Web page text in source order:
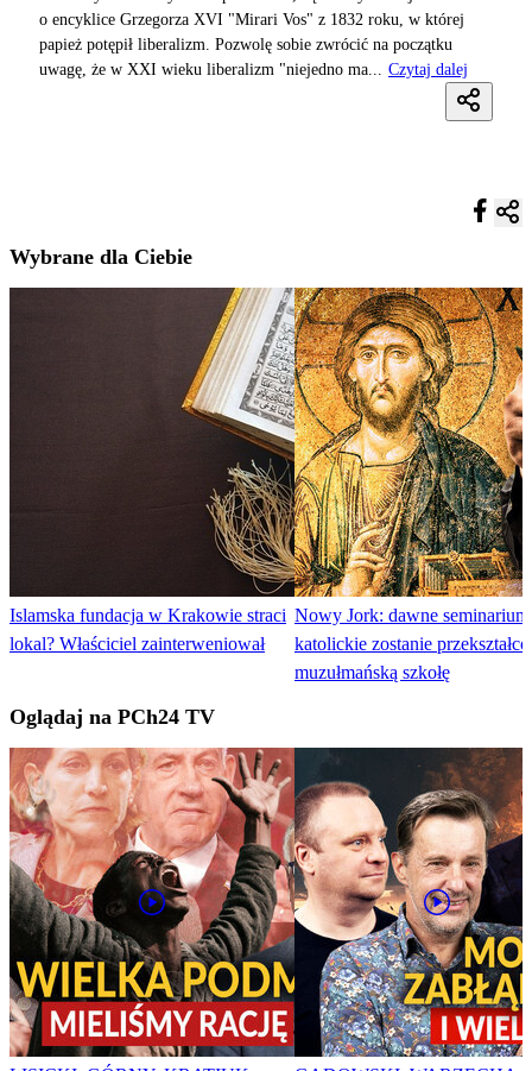
o encyklice Grzegorza XVI "Mirari Vos" z 1832 roku, w której
papież potępił liberalizm. Pozwolę sobie zwrócić na początku
uwagę, że w XXI wieku liberalizm "niejedno ma... Czytaj dalej
Wybrane dla Ciebie
Islamska fundacja w Krakowie straci
lokal? Właściciel zainterweniował
Nowy Jork: dawne seminarium
katolickie zostanie
muzułmańską szkołę
Oglądaj na PCh24 TV